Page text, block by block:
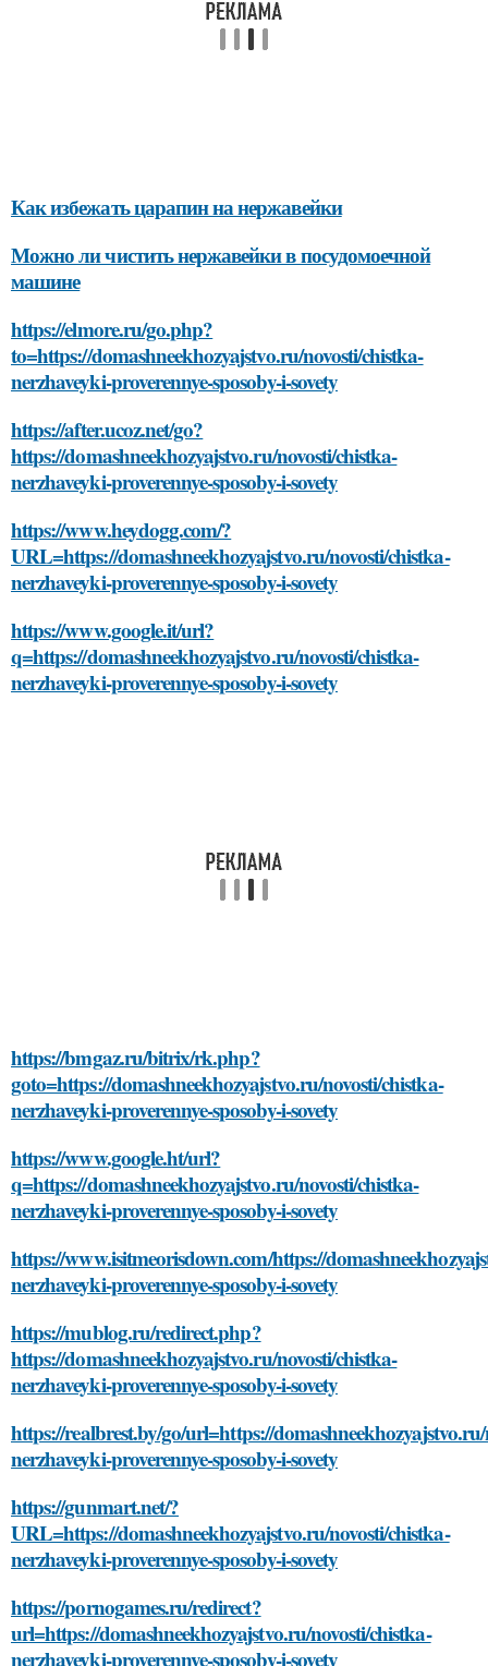
Как избежать царапин на нержавейки
Можно ли чистить нержавейки в посудомоечной
машине
https://elmore.ru/go.php?
to=https://domashneekhozyajstvo.ru/novosti/chistka-
nerzhaveyki-proverennye-sposoby-i-sovety
https://after.ucoz.net/go?
https://domashneekhozyajstvo.ru/novosti/chistka-
nerzhaveyki-proverennye-sposoby-i-sovety
https://www.heydogg.com/?
URL=https://domashneekhozyajstvo.ru/novosti/chistka-
nerzhaveyki-proverennye-sposoby-i-sovety
https://www.google.it/url?
q=https://domashneekhozyajstvo.ru/novosti/chistka-
nerzhaveyki-proverennye-sposoby-i-sovety
https://bmgaz.ru/bitrix/rk.php?
goto=https://domashneekhozyajstvo.ru/novosti/chistka-
nerzhaveyki-proverennye-sposoby-i-sovety
https://www.google.ht/url?
q=https://domashneekhozyajstvo.ru/novosti/chistka-
nerzhaveyki-proverennye-sposoby-i-sovety
https://www.isitmeorisdown.com/https://
nerzhaveyki-proverennye-sposoby-i-sovety
https://mublog.ru/redirect.php?
https://domashneekhozyajstvo.ru/novosti/chistka-
nerzhaveyki-proverennye-sposoby-i-sovety
https://realbrest.by/go/url=https://
nerzhaveyki-proverennye-sposoby-i-sovety
https://gunmart.net/?
URL=https://domashneekhozyajstvo.ru/novosti/chistka-
nerzhaveyki-proverennye-sposoby-i-sovety
https://pornogames.ru/redirect?
url=https://domashneekhozyajstvo.ru/novosti/chistka-
nerzhaveyki-proverennye-sposoby-i-sovety